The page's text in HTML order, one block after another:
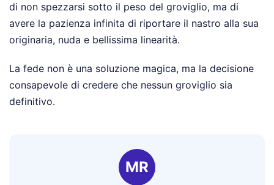
di non spezzarsi sotto il peso del groviglio, ma di
avere la pazienza infinita di riportare il nastro alla sua
originaria, nuda e bellissima linearità.
La fede non è una soluzione magica, ma la decisione
consapevole di credere che nessun groviglio sia
definitivo.
MR